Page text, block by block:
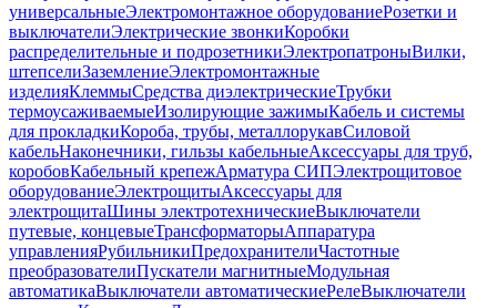
универсальныеЭлектромонтажное оборудованиеРозетки и
выключателиЭлектрические звонкиКоробки
распределительные и подрозетникиЭлектропатроныВилки,
штепселиЗаземлениеЭлектромонтажные
изделияКлеммыСредства диэлектрическиеТрубки
термоусаживаемыеИзолирующие зажимыКабель и системы
для прокладкиКороба, трубы, металлорукавСиловой
кабельНаконечники, гильзы кабельныеАксессуары для труб,
коробовКабельный крепежАрматура СИПЭлектрощитовое
оборудованиеЭлектрощитыАксессуары для
электрощитаШины электротехническиеВыключатели
путевые, концевыеТрансформаторыАппаратура
управленияРубильникиПредохранителиЧастотные
преобразователиПускатели магнитныеМодульная
автоматикаВыключатели автоматическиеРелеВыключатели